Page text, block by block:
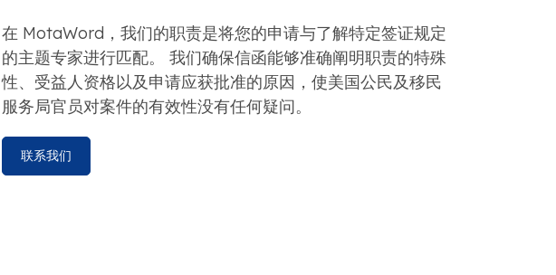
在 MotaWord，我们的职责是将您的申请与了解特定签证规定
的主题专家进行匹配。 我们确保信函能够准确阐明职责的特殊
性、受益人资格以及申请应获批准的原因，使美国公民及移民
服务局官员对案件的有效性没有任何疑问。
联系我们